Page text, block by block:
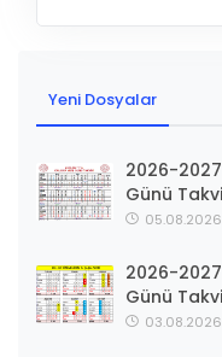
Yeni Dosyalar
2026-2027
Günü
05.08.2026
2026-2027
Günü
03.08.2026